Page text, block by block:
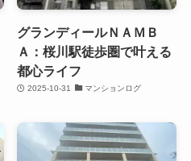
グランディールＮＡＭＢ
Ａ：桜川駅徒歩圏で叶える
都心ライフ
2025-10-31 マンションログ